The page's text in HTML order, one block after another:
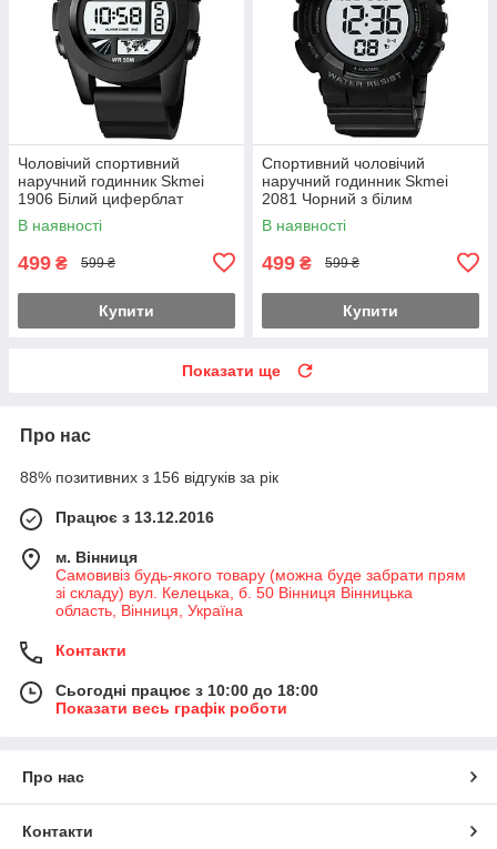
Чоловічий спортивний
наручний годинник Skmei
1906 Білий циферблат
В наявності
499 ₴ 599 ₴
Купити
Спортивний чоловічий
наручний годинник Skmei
2081 Чорний з білим
В наявності
499 ₴ 599 ₴
Купити
Показати ще
Про нас
88% позитивних з 156 відгуків за рік
Працює з 13.12.2016
м. Вінниця
Самовивіз будь-якого товару (можна буде забрати прям
зі складу) вул. Келецька, б. 50 Вінниця Вінницька
область, Вінниця, Україна
Контакти
Сьогодні працює з 10:00 до 18:00
Показати весь графік роботи
Про нас
Контакти